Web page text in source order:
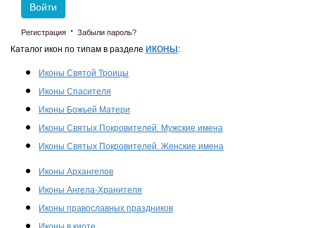
Войти
Регистрация · Забыли пароль?
Каталог икон по типам в разделе ИКОНЫ :
Иконы Святой Троицы
Иконы Спасителя
Иконы Божьей Матери
Иконы Святых Покровителей. Мужские имена
Иконы Святых Покровителей. Женские имена
Иконы Архангелов
Иконы Ангела-Хранителя
Иконы православных праздников